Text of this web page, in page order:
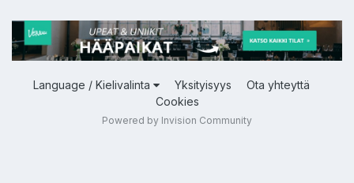
Language / Kielivalinta Yksityisyys
Ota yhteyttä
Cookies
Powered by Invision Community